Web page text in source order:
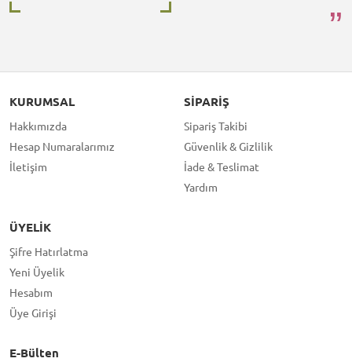
KURUMSAL
Hakkımızda
Hesap Numaralarımız
İletişim
SIPARIŞ
Sipariş Takibi
Güvenlik & Gizlilik
İade & Teslimat
Yardım
ÜYELIK
Şifre Hatırlatma
Yeni Üyelik
Hesabım
Üye Girişi
E-Bülten